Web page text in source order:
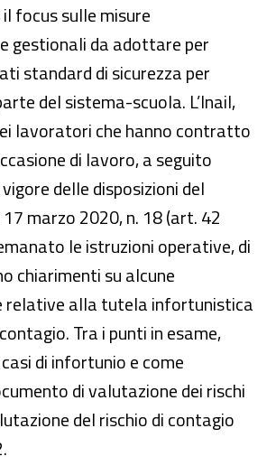
focus sulle misure
gestionali da adottare per
standard di sicurezza per
del sistema-scuola. L’Inail,
lavoratori che hanno contratto
di lavoro, a seguito
delle disposizioni del
marzo 2020, n. 18 (art. 42
le istruzioni operative, di
chiarimenti su alcune
relative alla tutela infortunistica
Tra i punti in esame,
di infortunio e come
di valutazione dei rischi
del rischio di contagio